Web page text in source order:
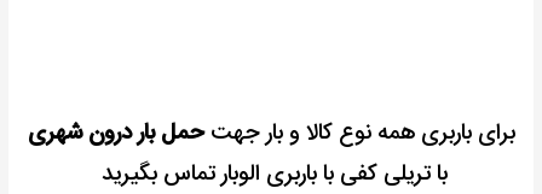
برای باربری همه نوع کالا و بار جهتحمل بار درون شهری
با تریلی کفی با باربری الوبار تماس بگیرید